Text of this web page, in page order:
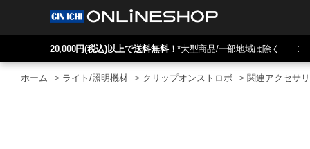
20,000円(税込)以上で送料無料！*大型商品/一部地域は除く
ホーム > ライト/照明機材 > クリップオンストロボ > 関連アクセサ